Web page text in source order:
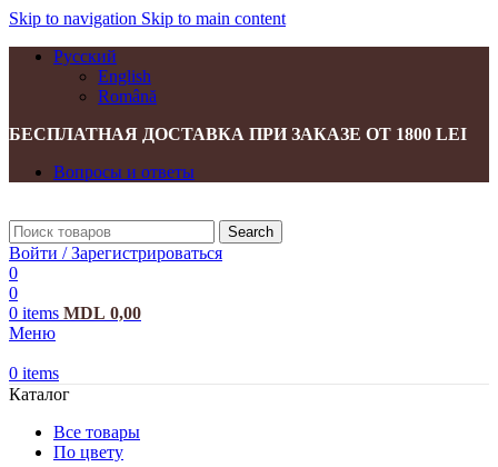
Skip to navigation Skip to main content
Русский
English
Română
БЕСПЛАТНАЯ ДОСТАВКА ПРИ ЗАКАЗЕ ОТ 1800 LEI
Вопросы и ответы
Search
Войти / Зарегистрироваться
0
0
0 items MDL 0,00
Меню
0 items
Каталог
Все товары
По цвету